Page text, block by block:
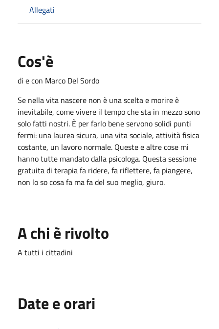
Allegati
Cos'è
di e con Marco Del Sordo
Se nella vita nascere non è una scelta e morire è
inevitabile, come vivere il tempo che sta in mezzo sono
solo fatti nostri. È per farlo bene servono solidi punti
fermi: una laurea sicura, una vita sociale, attività fisica
costante, un lavoro normale. Queste e altre cose mi
hanno tutte mandato dalla psicologa. Questa sessione
gratuita di terapia fa ridere, fa riflettere, fa piangere,
non lo so cosa fa ma fa del suo meglio, giuro.
A chi è rivolto
A tutti i cittadini
Date e orari